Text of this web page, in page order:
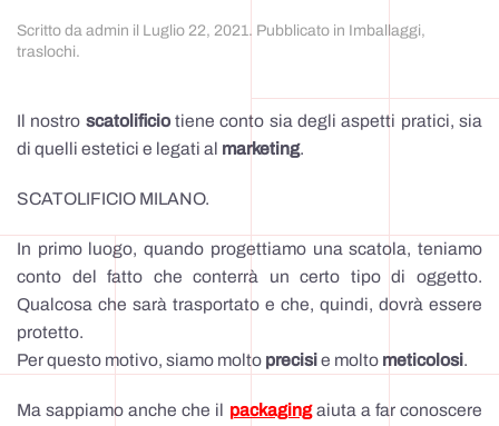
Scritto da admin il Luglio 22, 2021 . Pubblicato in Imballaggi,
traslochi.
Il nostro scatolificiotiene conto sia degli aspetti pratici, sia
di quelli estetici e legati al marketing.
SCATOLIFICIO MILANO.
In primo luogo, quando progettiamo una scatola, teniamo
conto del fatto che conterrà un certo tipo di oggetto.
Qualcosa che sarà trasportato e che, quindi, dovrà essere
protetto.
Per questo motivo, siamo molto precisie molto meticolosi.
Ma sappiamo anche che il packagingaiuta a far conoscere